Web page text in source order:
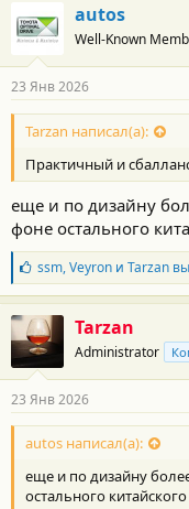
о
д
а
н
о
с
и
:
autos
Well-Known
23 Янв 2026
Tarzan написал(а):
Практичный и
еще и по дизайну
фоне остального
Б
л
а
г
о
д
а
н
о
с
и
:
ssm,Veyronи Tarzan
Tarzan
Administrator
23 Янв 2026
autos написал(а):
еще и по дизайну
остального